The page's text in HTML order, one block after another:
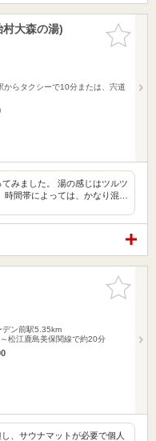
お気に入
りに追加
大森の湯)
からタクシーで10分または、宍道
みました。 湯の感じはツルツ
時間帯によっては、かなり混…
お気に入
りに追加
デン前駅5.35km
松江鹿島美保関線で約20分
、サウナマットが必要で個人